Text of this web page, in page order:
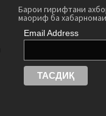
Барои гирифтани
маориф ба
Email Address